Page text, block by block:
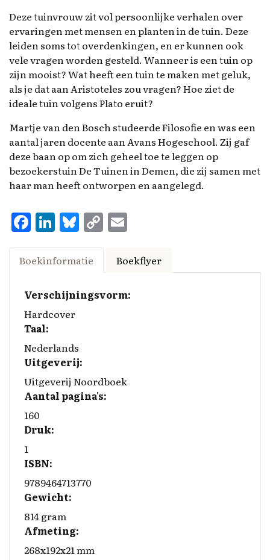
Deze tuinvrouw zit vol persoonlijke verhalen over
ervaringen met mensen en planten in de tuin. Deze
leiden soms tot overdenkingen, en er kunnen ook
vele vragen worden gesteld. Wanneer is een tuin op
zijn mooist? Wat heeft een tuin te maken met geluk,
als je dat aan Aristoteles zou vragen? Hoe ziet de
ideale tuin volgens Plato eruit?
Martje van den Bosch studeerde Filosofie en was een
aantal jaren docente aan Avans Hogeschool. Zij gaf
deze baan op om zich geheel toe te leggen op
bezoekerstuin De Tuinen in Demen, die zij samen met
haar man heeft ontworpen en aangelegd.
F
a
ce
o
o
k
Li
n
k
d
I
n
Bl
u
es
y
C
o
y
Li
ai
Boekinformatie Boekflyer
Verschijningsvorm:
Hardcover
Taal:
Nederlands
Uitgeverij:
Uitgeverij Noordboek
Aantal pagina's:
160
Druk:
1
ISBN:
9789464713770
Gewicht:
814 gram
Afmeting:
268x192x21 mm